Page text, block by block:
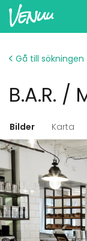
Gå till sökningen
B.A.R. /
Bilder Karta